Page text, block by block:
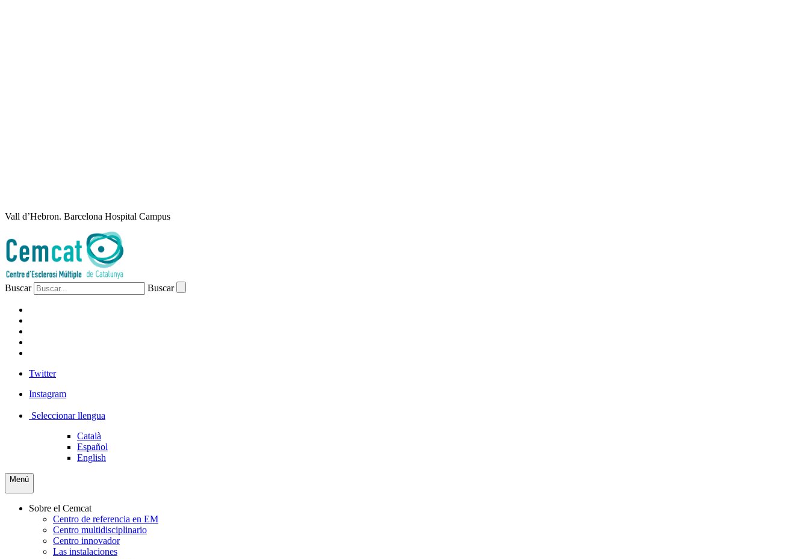
Vall d’Hebron. Barcelona Hospital Campus
Buscar Buscar
Twitter
Instagram
Seleccionar llengua
Català
Español
English
Menú
Sobre el Cemcat
Centro de referencia en EM
Centro multidisciplinario
Centro innovador
Las instalaciones